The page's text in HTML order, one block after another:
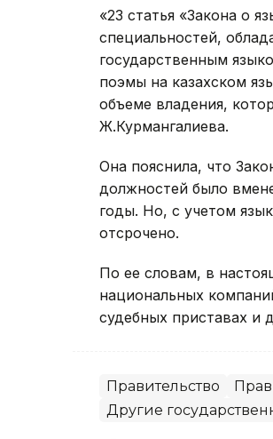
«23 статья «Закона о
специальностей,
государственным
поэмы на казахском
объеме владения,
Ж.Курмангалиева.
Она пояснила, что
должностей было
годы. Но, с учетом
отсрочено.
По ее словам, в
национальных
судебных приставах и
Правительство
Другие